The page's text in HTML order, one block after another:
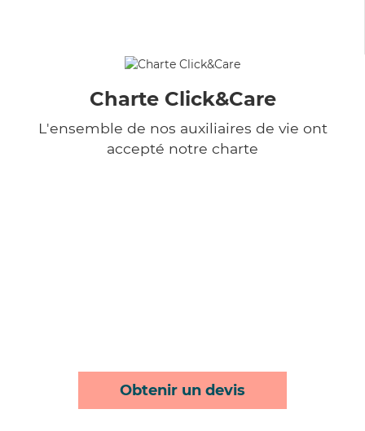
Charte Click&Care
L'ensemble de nos auxiliaires de vie ont
accepté notre charte
Obtenir un devis